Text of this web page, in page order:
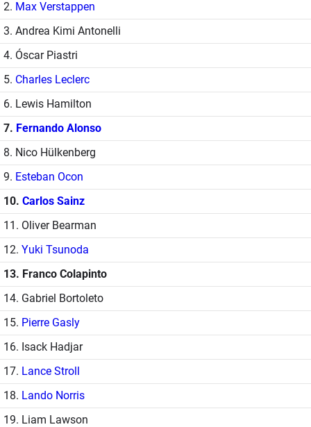
2. Max Verstappen
3. Andrea Kimi Antonelli
4. Óscar Piastri
5. Charles Leclerc
6. Lewis Hamilton
7. Fernando Alonso
8. Nico Hülkenberg
9. Esteban Ocon
10. Carlos Sainz
11. Oliver Bearman
12. Yuki Tsunoda
13. Franco Colapinto
14. Gabriel Bortoleto
15. Pierre Gasly
16. Isack Hadjar
17. Lance Stroll
18. Lando Norris
19. Liam Lawson